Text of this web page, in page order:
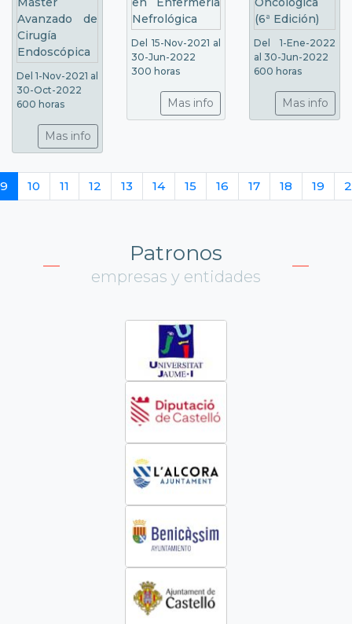
Del 1-Nov-2021 al
30-Oct-2022
600 horas
Mas info
Del 15-Nov-2021 al
30-Jun-2022
300 horas
Mas info
Del 1-Ene-2022
al 30-Jun-2022
600 horas
Mas info
9 10 11 12 13 14 15 16 17 18 19
Patronos
empresas y entidades